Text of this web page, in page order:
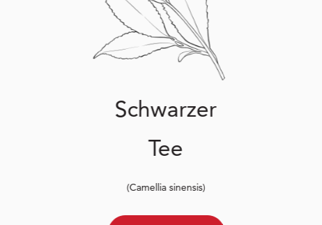
Schwarzer
Tee
(Camellia sinensis)